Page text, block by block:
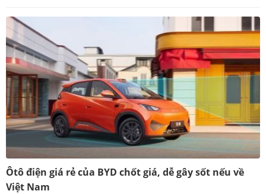
Ôtô điện giá rẻ của BYD chốt giá, dễ gây sốt nếu về
Việt Nam